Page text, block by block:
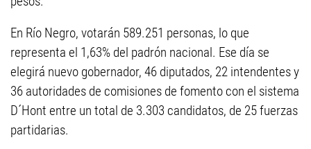
En Río Negro, votarán 589.251 personas, lo que
representa el 1,63% del padrón nacional. Ese día se
elegirá nuevo gobernador, 46 diputados, 22 intendentes y
36 autoridades de comisiones de fomento con el sistema
D´Hont entre un total de 3.303 candidatos, de 25 fuerzas
partidarias.